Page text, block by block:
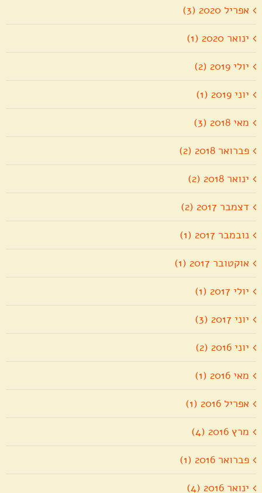
אפריל 2020 (3)
ינואר 2020 (1)
יולי 2019 (2)
יוני 2019 (1)
מאי 2018 (3)
פברואר 2018 (2)
ינואר 2018 (2)
דצמבר 2017 (2)
נובמבר 2017 (1)
אוקטובר 2017 (1)
יולי 2017 (1)
יוני 2017 (3)
יוני 2016 (2)
מאי 2016 (1)
אפריל 2016 (1)
מרץ 2016 (4)
פברואר 2016 (1)
ינואר 2016 (4)